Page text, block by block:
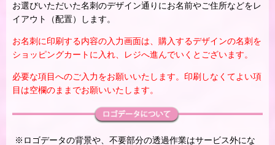
お選びいただいた名刺のデザイン通りにお名前やご住所などをレ
イアウト（配置）します。
お名刺に印刷する内容の入力画面は、購入するデザインの名刺を
ショッピングカートに入れ、レジへ進んでいくとございます。
必要な項目へのご入力をお願いいたします。印刷しなくてよい項
目は空欄のままでお願いいたします。
※ロゴデータの背景や、不要部分の透過作業はサービス外にな